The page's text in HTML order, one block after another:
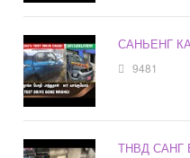
САНЬЕНГ
9481
ТНВД САНГ